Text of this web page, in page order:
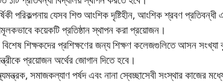
পরিকল্পনায় যেসব শিশু আংশিক দৃষ্টিহীন, আংশিক শ্রবণ
কয়েকটি প্রতিষ্ঠান স্থাপন করা প্রয়োজন।
শিক্ষকদের প্রশিক্ষণের জন্য শিক্ষণ কলেজগুলিতে আসন সংখ্যা
প্রয়োজন অর্থের জোগান দিতে হবে।
সমাজকল্যাণ পর্ষদ এবং নানা স্বেচ্ছাসেবী সংস্থার কাজের